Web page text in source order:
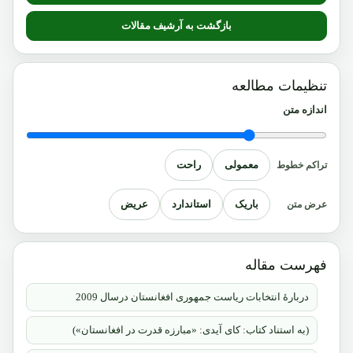
بازگشت به آرشیف مقالات
تنظیمات مطالعه
اندازه متن
تراکم خطوط معمولی راحت
عرض متن باریک استاندارد عریض
فهرست مقاله
دربارۀ انتخابات ریاست جمهوری افغانستان درسال 2009
(به استناد کتاب: کای آیدی: «مبارزه قدرت در افغانستان»)